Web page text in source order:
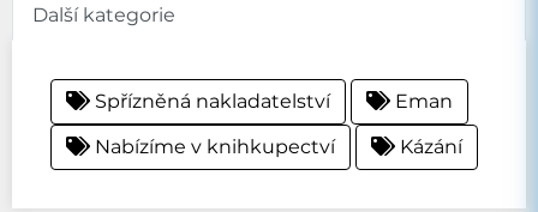
Další kategorie
Spřízněná nakladatelství
Eman
Nabízíme v knihkupectví
Kázání